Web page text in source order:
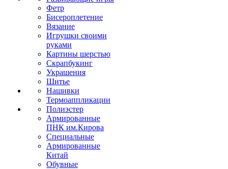
Фетр
Бисероплетение
Вязание
Игрушки своими
руками
Картины шерстью
Скрапбукинг
Украшения
Шитье
Нашивки
Термоаппликации
Полиэстер
Армированные
ПНК им.Кирова
Специальные
Армированные
Китай
Обувные